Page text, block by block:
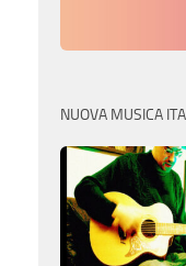
NUOVA MUSICA